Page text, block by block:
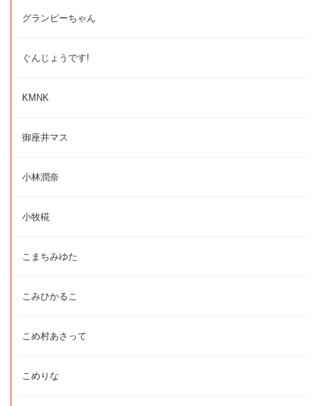
グランピーちゃん
ぐんじょうです!
KMNK
御座井マス
小林潤奈
小牧椛
こまちみゆた
こみひかるこ
こめ村あさって
こめりな